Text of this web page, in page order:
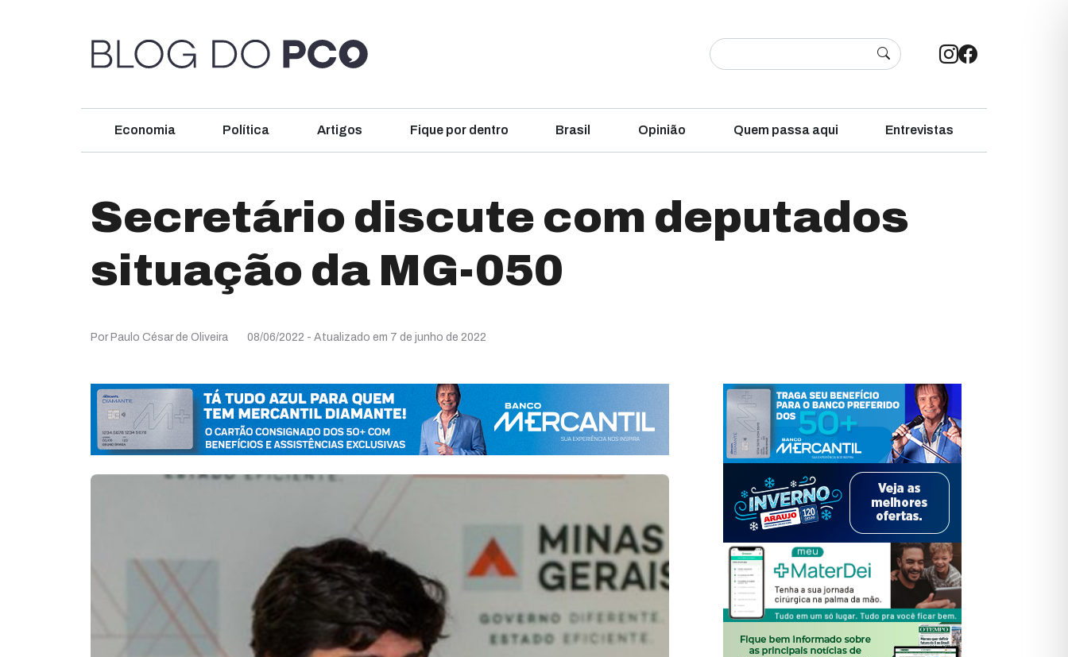
Economia Política Artigos Fique por dentro Brasil Opinião Quem passa aqui Entrevistas
Secretário discute com deputados
situação da MG-050
Por Paulo César de Oliveira 08/06/2022 - Atualizado em 7 de junho de 2022